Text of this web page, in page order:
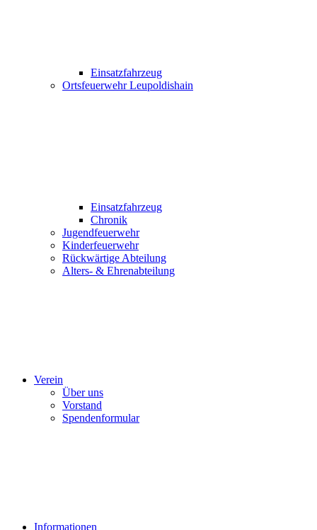
Einsatzfahrzeug
Ortsfeuerwehr Leupoldishain
Einsatzfahrzeug
Chronik
Jugendfeuerwehr
Kinderfeuerwehr
Rückwärtige Abteilung
Alters- & Ehrenabteilung
Verein
Über uns
Vorstand
Spendenformular
Informationen